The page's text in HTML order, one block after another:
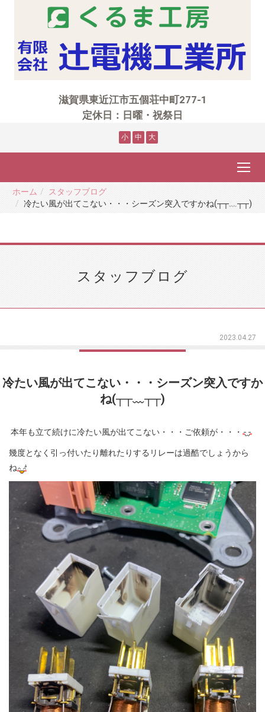
滋賀県東近江市五個荘中町277-1
定休日：日曜・祝祭日
小 中 大
ホーム
スタッフブログ
冷たい風が出てこない・・・シーズン突入ですかね(┬┬﹏┬┬)
スタッフブログ
2023.04.27
冷たい風が出てこない・・・シーズン突入ですか
ね(┬┬﹏┬┬)
本年も立て続けに冷たい風が出てこない・・・ご依頼が・・・
幾度となく引っ付いたり離れたりするリレーは過酷でしょうから
ね